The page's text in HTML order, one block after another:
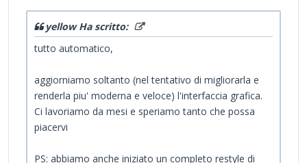
yellow Ha scritto:
tutto automatico,
aggiorniamo soltanto (nel tentativo di migliorarla e
renderla piu' moderna e veloce) l'interfaccia grafica.
Ci lavoriamo da mesi e speriamo tanto che possa
piacervi
PS: abbiamo anche iniziato un completo restyle di